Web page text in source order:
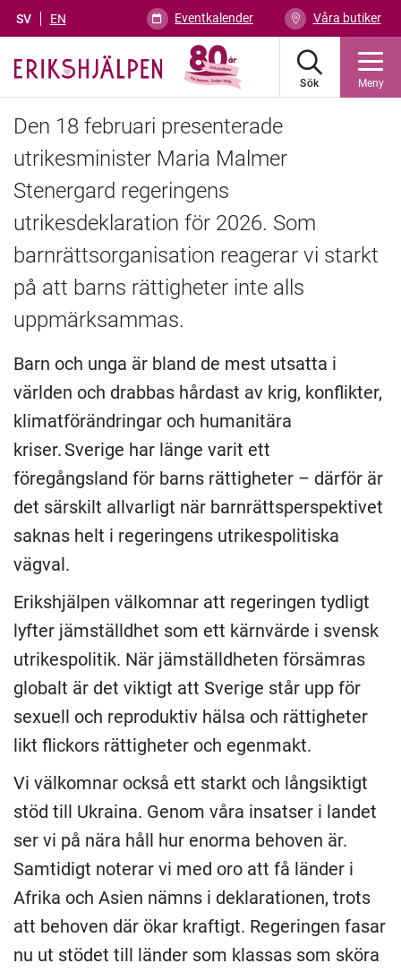
SV EN Eventkalender Våra butiker
Sök Meny
Den 18 februari presenterade
utrikesminister Maria Malmer
Stenergard regeringens
utrikesdeklaration för 2026. Som
barnrättsorganisation reagerar vi starkt
på att barns rättigheter inte alls
uppmärksammas.
Barn och unga är bland de mest utsatta i
världen och drabbas hårdast av krig, konflikter,
klimatförändringar och humanitära
kriser. Sverige har länge varit ett
föregångsland för barns rättigheter – därför är
det särskilt allvarligt när barnrättsperspektivet
saknas helt i regeringens utrikespolitiska
vägval.
Erikshjälpen välkomnar att regeringen tydligt
lyfter jämställdhet som ett kärnvärde i svensk
utrikespolitik. När jämställdheten försämras
globalt är det viktigt att Sverige står upp för
sexuell och reproduktiv hälsa och rättigheter
likt flickors rättigheter och egenmakt.
Vi välkomnar också ett starkt och långsiktigt
stöd till Ukraina. Genom våra insatser i landet
ser vi på nära håll hur enorma behoven är.
Samtidigt noterar vi med oro att få länder i
Afrika och Asien nämns i deklarationen, trots
att behoven där ökar kraftigt. Regeringen fasar
nu ut stödet till länder som klassas som sköra